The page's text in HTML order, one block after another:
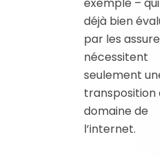
déjà bien
par les
nécessitent
seulement
transposition
domaine de
l’internet.